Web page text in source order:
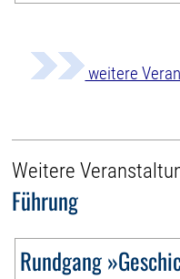
weitere
Weitere
Führung
Rundgang